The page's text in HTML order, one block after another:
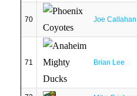
70 Joe Callahan
71 Brian Lee